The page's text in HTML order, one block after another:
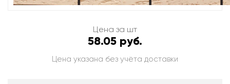
Цена за шт
58.05 руб.
Цена указана без учёта доставки